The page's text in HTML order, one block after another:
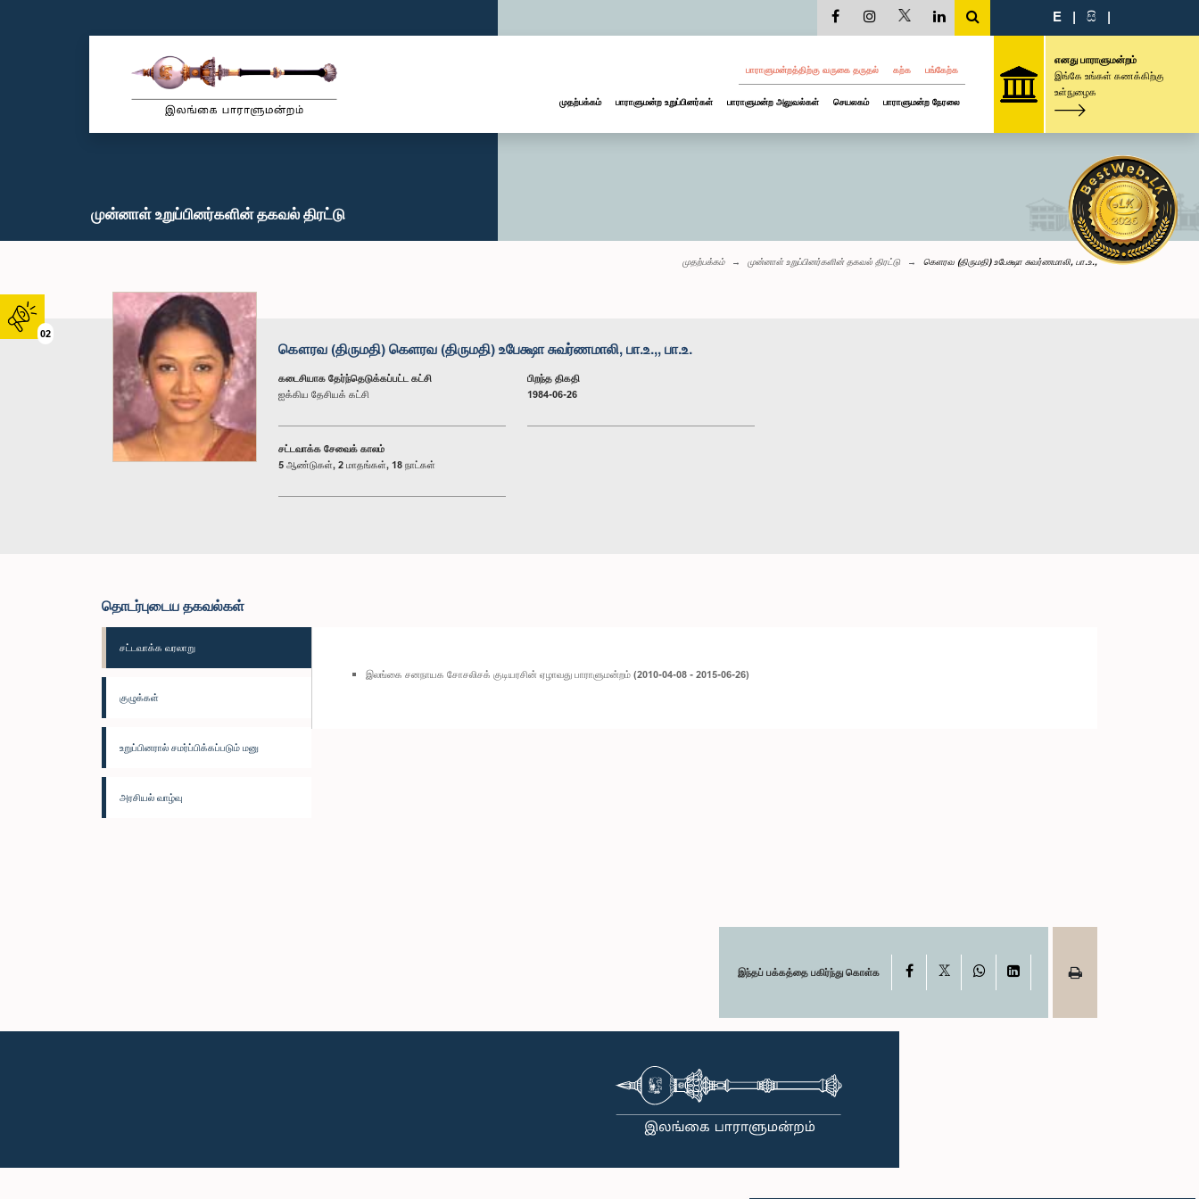
02
E | සි |
பாராளுமன்றத்திற்கு வருகை தருதல் கற்க பங்கேற்க
முதற்பக்கம் பாராளுமன்ற உறுப்பினர்கள் பாராளுமன்ற அலுவல்கள் செயலகம் பாராளுமன்ற நேரலை
எனது பாராளுமன்றம்
இங்கே உங்கள் கணக்கிற்கு
உள்நுழைக
முன்னாள் உறுப்பினர்களின் தகவல் திரட்டு
முதற்பக்கம் முன்னாள் உறுப்பினர்களின் தகவல் திரட்டு கெளரவ (திருமதி) உபேக்ஷா சுவர்ணமாலி, பா.உ.,
கௌரவ (திருமதி) கெளரவ (திருமதி) உபேக்ஷா சுவர்ணமாலி, பா.உ.,, பா.உ.
கடைசியாக தேர்ந்தெடுக்கப்பட்ட கட்சி
ஐக்கிய தேசியக் கட்சி
பிறந்த திகதி
1984-06-26
சட்டவாக்க சேவைக் காலம்
5 ஆண்டுகள், 2 மாதங்கள், 18 நாட்கள்
தொடர்புடைய தகவல்கள்
சட்டவாக்க வரலாறு
குழுக்கள்
உறுப்பினரால் சமர்ப்பிக்கப்படும் மனு
அரசியல் வாழ்வு
இலங்கை சனநாயக சோசலிசக் குடியரசின் ஏழாவது பாராளுமன்றம் (2010-04-08 - 2015-06-26)
இந்தப் பக்கத்தை பகிர்ந்து கொள்க Facebook WhatsAppLinkedIn